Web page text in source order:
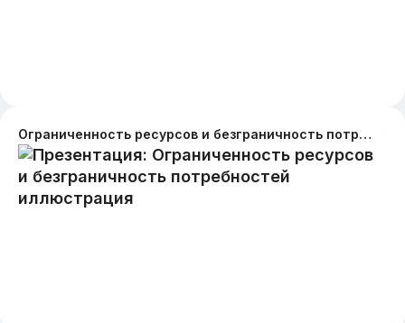
Ограниченность ресурсов и безграничность потребностей иллюстрация